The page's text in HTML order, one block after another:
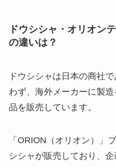
ドウシシャ・オリオン
の違いは？
ドウシシャは日本の商社
わず、海外メーカーに製
品を販売しています。
「ORION（オリオン）」
シシャが販売しており、